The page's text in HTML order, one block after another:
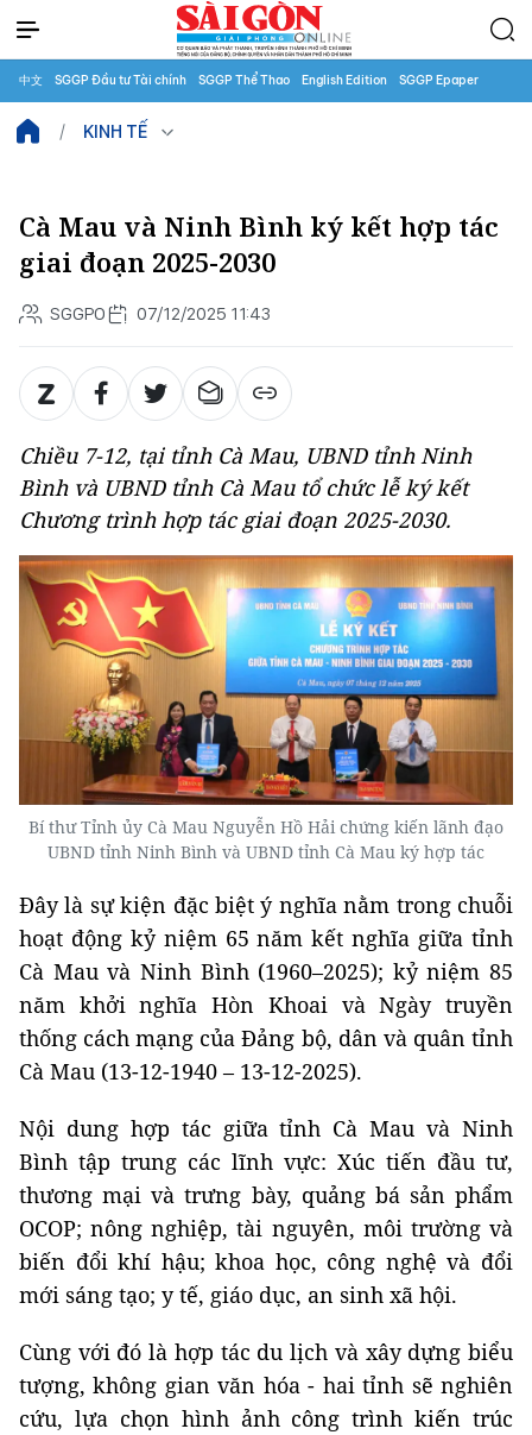
中文 SGGP Đầu tư Tài chính SGGP Thể Thao English Edition SGGP Epaper
KINH TẾ
Cà Mau và Ninh Bình ký kết hợp tác
giai đoạn 2025-2030
SGGPO 07/12/2025 11:43
Chiều 7-12, tại tỉnh Cà Mau, UBND tỉnh Ninh
Bình và UBND tỉnh Cà Mau tổ chức lễ ký kết
Chương trình hợp tác giai đoạn 2025-2030.
Bí thư Tỉnh ủy Cà Mau Nguyễn Hồ Hải chứng kiến lãnh đạo
UBND tỉnh Ninh Bình và UBND tỉnh Cà Mau ký hợp tác
Đây là sự kiện đặc biệt ý nghĩa nằm trong chuỗi
hoạt động kỷ niệm 65 năm kết nghĩa giữa tỉnh
Cà Mau và Ninh Bình (1960–2025); kỷ niệm 85
năm khởi nghĩa Hòn Khoai và Ngày truyền
thống cách mạng của Đảng bộ, dân và quân tỉnh
Cà Mau (13-12-1940 – 13-12-2025).
Nội dung hợp tác giữa tỉnh Cà Mau và Ninh
Bình tập trung các lĩnh vực: Xúc tiến đầu tư,
thương mại và trưng bày, quảng bá sản phẩm
OCOP; nông nghiệp, tài nguyên, môi trường và
biến đổi khí hậu; khoa học, công nghệ và đổi
mới sáng tạo; y tế, giáo dục, an sinh xã hội.
Cùng với đó là hợp tác du lịch và xây dựng biểu
tượng, không gian văn hóa - hai tỉnh sẽ nghiên
cứu, lựa chọn hình ảnh công trình kiến trúc